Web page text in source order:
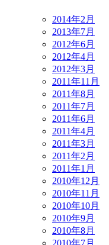
2014年2月
2013年7月
2012年6月
2012年4月
2012年3月
2011年11月
2011年8月
2011年7月
2011年6月
2011年4月
2011年3月
2011年2月
2011年1月
2010年12月
2010年11月
2010年10月
2010年9月
2010年8月